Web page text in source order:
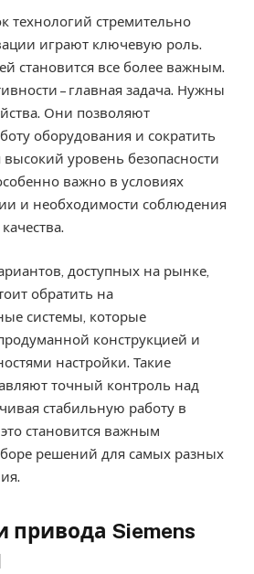
технологий стремительно
играют ключевую роль.
становится все более важным.
– главная задача. Нужны
Они позволяют
оборудования и сократить
высокий уровень безопасности
важно в условиях
и необходимости соблюдения
доступных на рынке,
обратить на
системы, которые
конструкцией и
настройки. Такие
точный контроль над
стабильную работу в
становится важным
решений для самых разных
привода Siemens